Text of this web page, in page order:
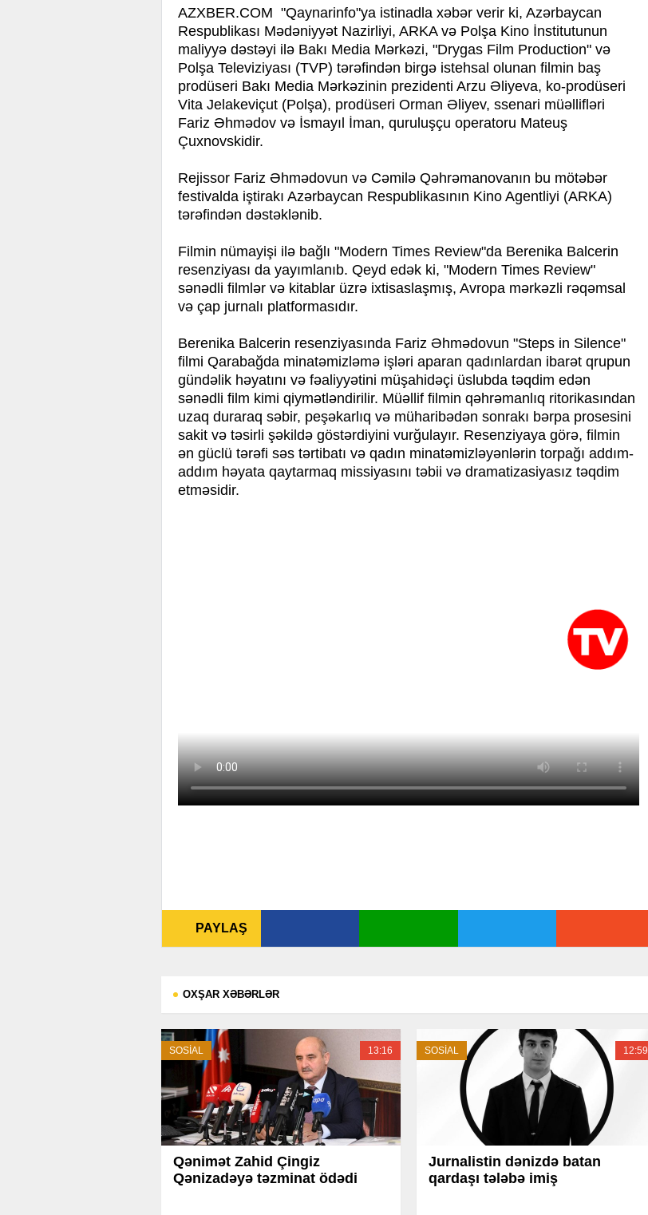
AZXBER.COM "Qaynarinfo"ya istinadla xəbər verir ki, Azərbaycan
Respublikası Mədəniyyət Nazirliyi, ARKA və Polşa Kino İnstitutunun
maliyyə dəstəyi ilə Bakı Media Mərkəzi, "Drygas Film Production" və
Polşa Televiziyası (TVP) tərəfindən birgə istehsal olunan filmin baş
prodüseri Bakı Media Mərkəzinin prezidenti Arzu Əliyeva, ko-prodüseri
Vita Jelakeviçut (Polşa), prodüseri Orman Əliyev, ssenari müəllifləri
Fariz Əhmədov və İsmayıl İman, quruluşçu operatoru Mateuş
Çuxnovskidir.
Rejissor Fariz Əhmədovun və Cəmilə Qəhrəmanovanın bu mötəbər
festivalda iştirakı Azərbaycan Respublikasının Kino Agentliyi (ARKA)
tərəfindən dəstəklənib.
Filmin nümayişi ilə bağlı "Modern Times Review"da Berenika Balcerin
resenziyası da yayımlanıb. Qeyd edək ki, "Modern Times Review"
sənədli filmlər və kitablar üzrə ixtisaslaşmış, Avropa mərkəzli rəqəmsal
və çap jurnalı platformasıdır.
Berenika Balcerin resenziyasında Fariz Əhmədovun "Steps in Silence"
filmi Qarabağda minatəmizləmə işləri aparan qadınlardan ibarət qrupun
gündəlik həyatını və fəaliyyətini müşahidəçi üslubda təqdim edən
sənədli film kimi qiymətləndirilir. Müəllif filmin qəhrəmanlıq ritorikasından
uzaq duraraq səbir, peşəkarlıq və müharibədən sonrakı bərpa prosesini
sakit və təsirli şəkildə göstərdiyini vurğulayır. Resenziyaya görə, filmin
ən güclü tərəfi səs tərtibatı və qadın minatəmizləyənlərin torpağı addım-
addım həyata qaytarmaq missiyasını təbii və dramatizasiyasız təqdim
etməsidir.
PAYLAŞ
OXŞAR XƏBƏRLƏR
SOSİAL 13:16
Qənimət Zahid Çingiz
Qənizadəyə təzminat ödədi
SOSİAL 12:59
Jurnalistin dənizdə batan
qardaşı tələbə imiş